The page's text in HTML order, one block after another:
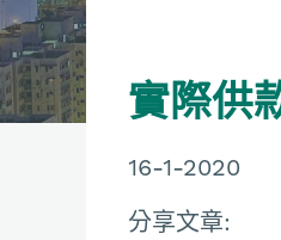
實際供
16-1-2020
分享文章: